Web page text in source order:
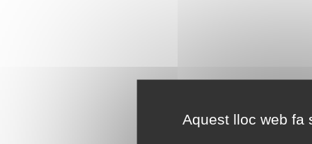
Aquest lloc web fa